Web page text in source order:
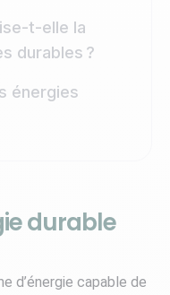
t-elle la
durables ?
énergies
durable
d’énergie capable de